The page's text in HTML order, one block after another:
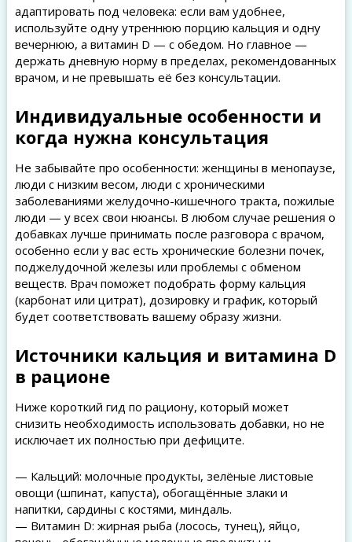
адаптировать под человека: если вам удобнее,
используйте одну утреннюю порцию кальция и одну
вечернюю, а витамин D — с обедом. Но главное —
держать дневную норму в пределах, рекомендованных
врачом, и не превышать её без консультации.
Индивидуальные особенности и
когда нужна консультация
Не забывайте про особенности: женщины в менопаузе,
люди с низким весом, люди с хроническими
заболеваниями желудочно-кишечного тракта, пожилые
люди — у всех свои нюансы. В любом случае решения о
добавках лучше принимать после разговора с врачом,
особенно если у вас есть хронические болезни почек,
поджелудочной железы или проблемы с обменом
веществ. Врач поможет подобрать форму кальция
(карбонат или цитрат), дозировку и график, который
будет соответствовать вашему образу жизни.
Источники кальция и витамина D
в рационе
Ниже короткий гид по рациону, который может
снизить необходимость использовать добавки, но не
исключает их полностью при дефиците.
— Кальций: молочные продукты, зелёные листовые
овощи (шпинат, капуста), обогащённые злаки и
напитки, сардины с костями, миндаль.
— Витамин D: жирная рыба (лосось, тунец), яйцо,